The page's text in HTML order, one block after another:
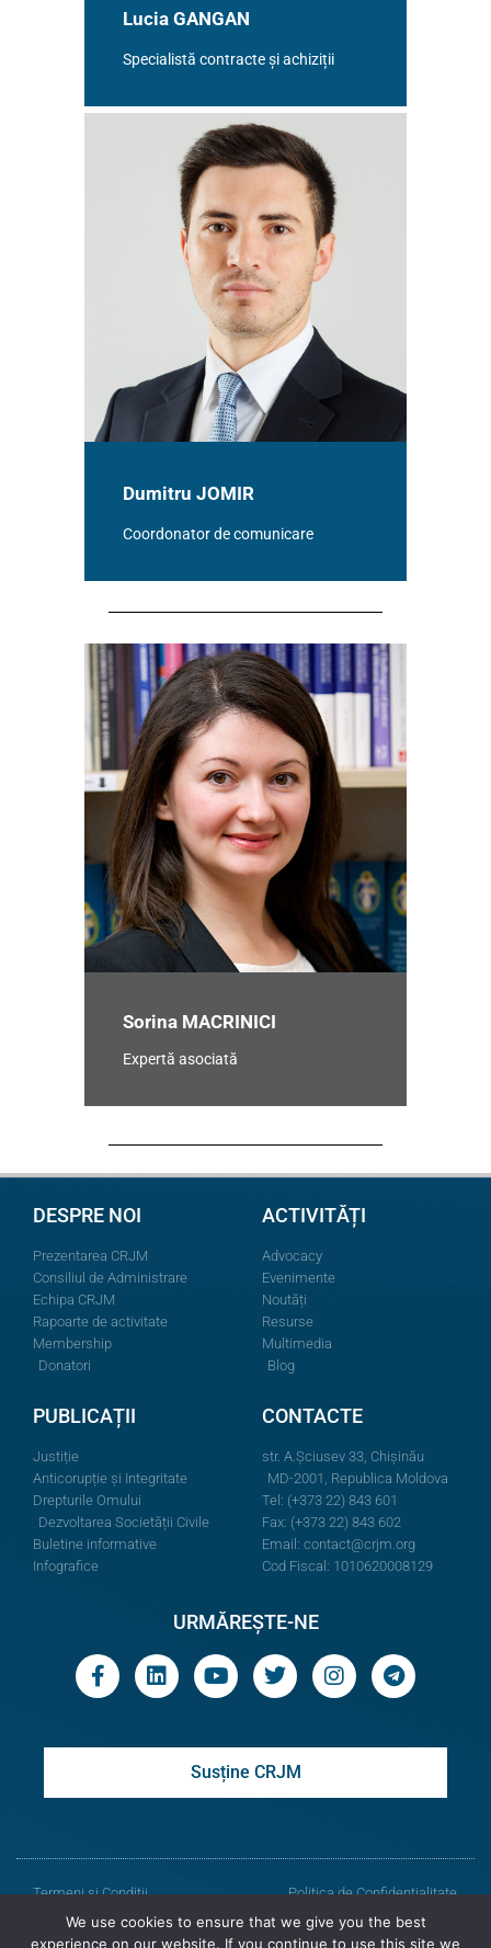
Lucia GANGAN​
Specialistă contracte și achiziții
Dumitru JOMIR
Coordonator de comunicare
Sorina MACRINICI
Expertă asociată
DESPRE NOI
Prezentarea CRJM
Consiliul de Administrare
Echipa CRJM
Rapoarte de activitate
Membership
Donatori
ACTIVITĂȚI
Advocacy
Evenimente
Noutăți
Resurse
Multimedia
Blog
PUBLICAȚII
Justiție
Anticorupție și Integritate
Drepturile Omului
Dezvoltarea Societății Civile
Buletine informative
Infografice
CONTACTE
str. A.Şciusev 33, Chișinău
MD-2001, Republica Moldova
Tel: (+373 22) 843 601
Fax: (+373 22) 843 602
Email: contact@crjm.org
Cod Fiscal: 1010620008129
URMĂREȘTE-NE
Susține CRJM
Termeni și Condiții
Politica de Confidențialitate
© Toate drepturile rezervate
We use cookies to ensure that we give you the best
experience on our website. If you continue to use this site we